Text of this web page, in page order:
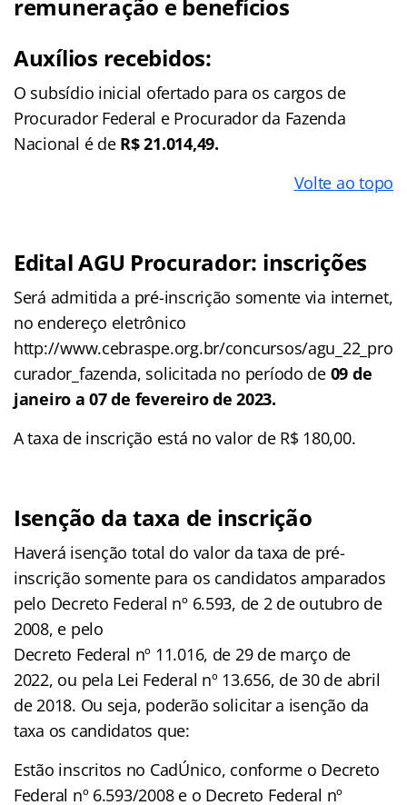
remuneração e benefícios
Auxílios recebidos:
O subsídio inicial ofertado para os cargos de
Procurador Federal e Procurador da Fazenda
Nacional é de R$ 21.014,49.
Volte ao topo
Edital AGU Procurador: inscrições
Será admitida a pré-inscrição somente via internet,
no endereço eletrônico
http://www.cebraspe.org.br/concursos/agu_22_pro
curador_fazenda, solicitada no período de 09 de
janeiro a 07 de fevereiro de 2023.
A taxa de inscrição está no valor de R$ 180,00.
Isenção da taxa de inscrição
Haverá isenção total do valor da taxa de pré-
inscrição somente para os candidatos amparados
pelo Decreto Federal nº 6.593, de 2 de outubro de
2008, e pelo
Decreto Federal nº 11.016, de 29 de março de
2022, ou pela Lei Federal nº 13.656, de 30 de abril
de 2018. Ou seja, poderão solicitar a isenção da
taxa os candidatos que:
Estão inscritos no CadÚnico, conforme o Decreto
Federal nº 6.593/2008 e o Decreto Federal nº